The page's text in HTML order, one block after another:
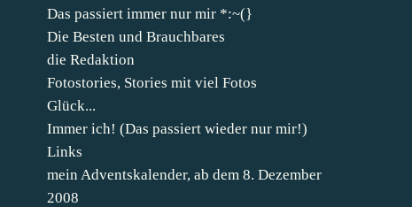
Das passiert immer nur mir *:~(}
Die Besten und Brauchbares
die Redaktion
Fotostories, Stories mit viel Fotos
Glück...
Immer ich! (Das passiert wieder nur mir!)
Links
mein Adventskalender, ab dem 8. Dezember
2008